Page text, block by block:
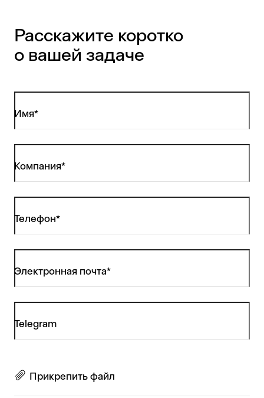
Расскажите коротко
о вашей задаче
Имя*
Компания*
Телефон*
Электронная почта*
Telegram
Прикрепить файл